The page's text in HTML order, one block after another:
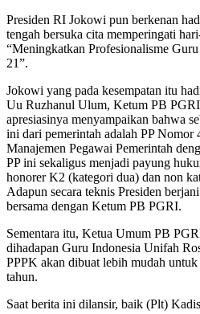
Presiden RI Jokowi pun berkenan
tengah bersuka cita memperingati
“Meningkatkan Profesionalisme
21”.
Jokowi yang pada kesempatan itu
Uu Ruzhanul Ulum, Ketum PB
apresiasinya menyampaikan bahwa
ini dari pemerintah adalah PP Nomor
Manajemen Pegawai Pemerintah
PP ini sekaligus menjadi payung
honorer K2 (kategori dua) dan non
Adapun secara teknis Presiden
bersama dengan Ketum PB PGRI.
Sementara itu, Ketua Umum PB
dihadapan Guru Indonesia Unifah
PPPK akan dibuat lebih mudah
tahun.
Saat berita ini dilansir, baik (Plt)